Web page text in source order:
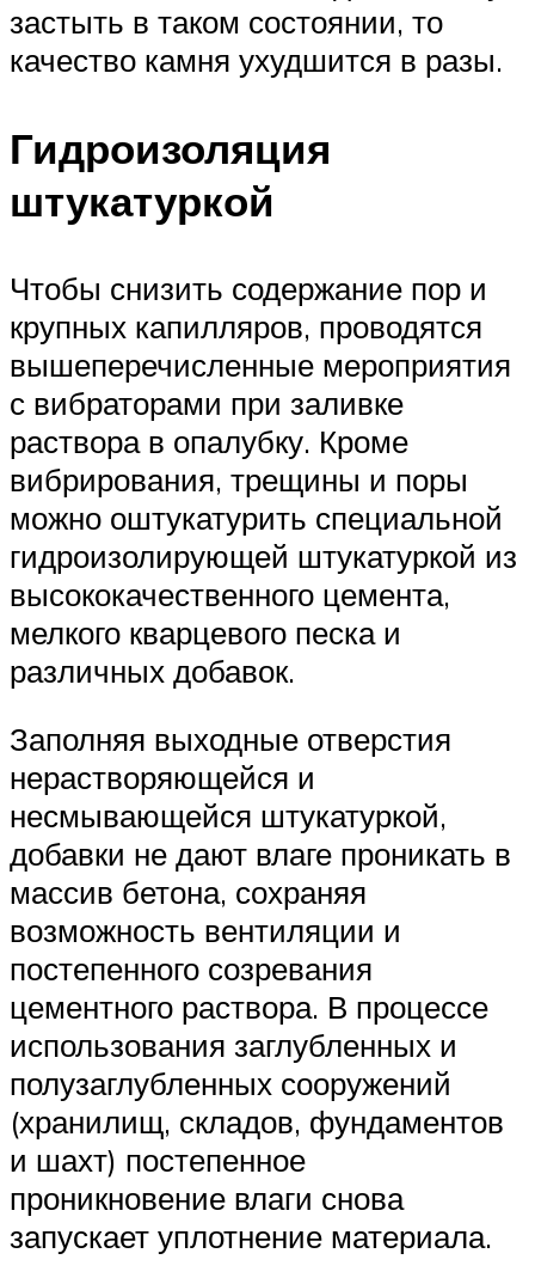
застыть в таком состоянии, то
качество камня ухудшится в разы.
Гидроизоляция
штукатуркой
Чтобы снизить содержание пор и
крупных капилляров, проводятся
вышеперечисленные мероприятия
с вибраторами при заливке
раствора в опалубку. Кроме
вибрирования, трещины и поры
можно оштукатурить специальной
гидроизолирующей штукатуркой из
высококачественного цемента,
мелкого кварцевого песка и
различных добавок.
Заполняя выходные отверстия
нерастворяющейся и
несмывающейся штукатуркой,
добавки не дают влаге проникать в
массив бетона, сохраняя
возможность вентиляции и
постепенного созревания
цементного раствора. В процессе
использования заглубленных и
полузаглубленных сооружений
(хранилищ, складов, фундаментов
и шахт) постепенное
проникновение влаги снова
запускает уплотнение материала.